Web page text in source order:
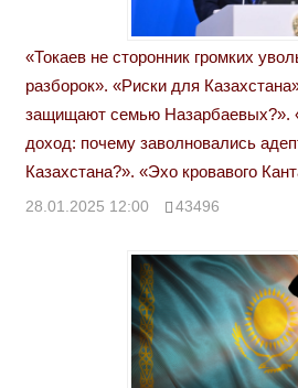
«Токаев не сторонник громких
разборок». «Риски для
защищают семью Назарбаевых?».
доход: почему заволновались
Казахстана?». «Эхо кровавого
28.01.2025 12:00 43496